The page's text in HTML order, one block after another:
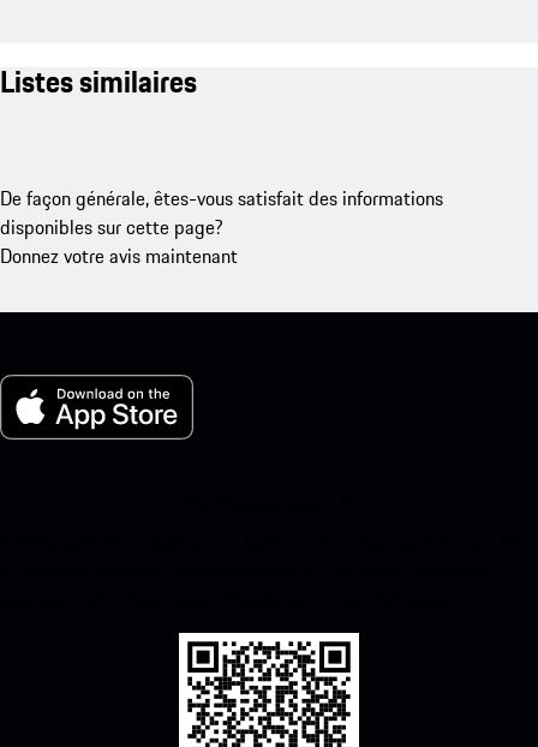
Listes similaires
De façon générale, êtes-vous satisfait des informations
disponibles sur cette page?
Donnez votre avis maintenant